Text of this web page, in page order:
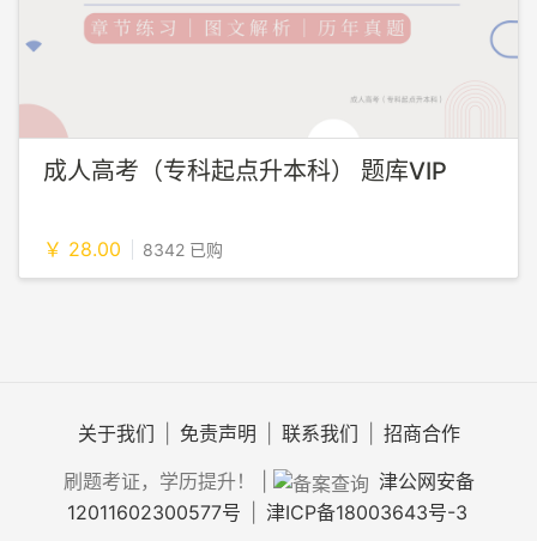
成人高考（专科起点升本科） 题库VIP
￥ 28.00 8342 已购
关于我们 免责声明 联系我们
招商合作
刷题考证，学历提升！
津公网安备
12011602300577号
津ICP备18003643号-3